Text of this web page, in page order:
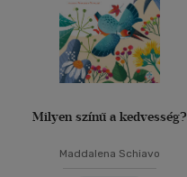
Milyen színű a kedvesség?
Maddalena Schiavo